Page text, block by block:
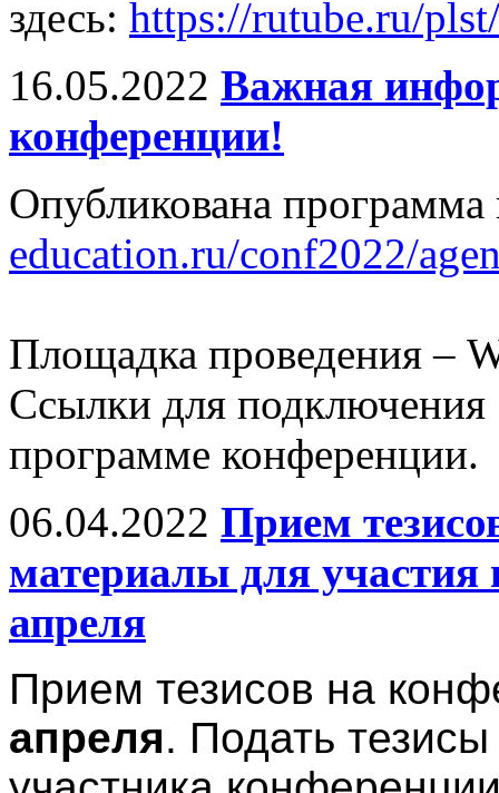
здесь: https://rutube.ru/
16.05.2022 Важная
конференции!
Опубликована
education.ru/conf2022/
Площадка проведения –
Ссылки для
программе конференции.
06.04.2022 Прием
материалы для участия
апреля
Прием тезисов на
апреля. Подать